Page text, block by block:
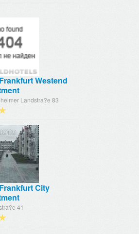
Westend
Landstra?e 83
City
41